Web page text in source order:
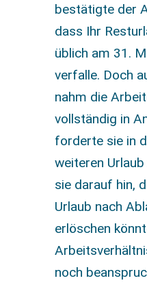
bestätigte der
dass Ihr
üblich am 31.
verfalle. Doch
nahm die
vollständig in
forderte sie in
weiteren
sie darauf hin,
Urlaub nach
erlöschen
noch